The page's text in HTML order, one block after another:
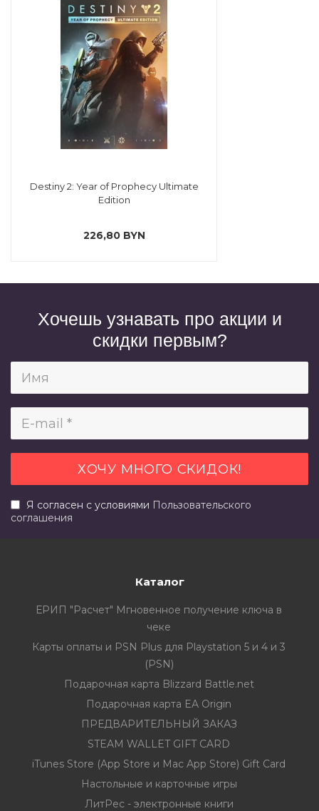
Destiny 2: Year of Prophecy Ultimate
Edition
226,80 BYN
Хочешь узнавать про акции и
скидки первым?
Я согласен с условиями Пользовательского
соглашения
Каталог
ЕРИП "Расчет" Мгновенное получение ключа в
чеке
Карты оплаты и PSN Plus для Playstation 5 и 4 и 3
(PSN)
Подарочная карта Blizzard Battle.net
Подарочная карта EA Origin
ПРЕДВАРИТЕЛЬНЫЙ ЗАКАЗ
STEAM WALLET GIFT CARD
iTunes Store (App Store и Mac App Store) Gift Card
Настольные и карточные игры
ЛитРес - электронные книги